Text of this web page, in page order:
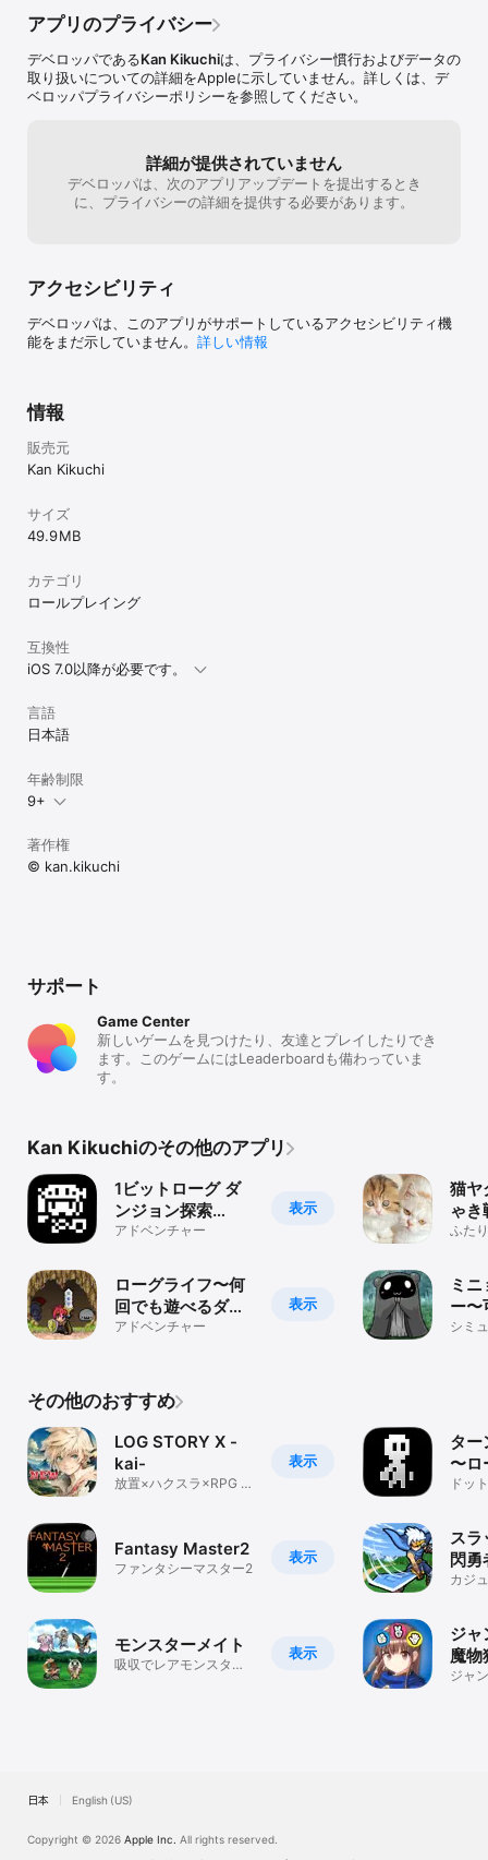
-----------------------------------
ゲーム中で使用している画像、音楽等の素材はアプリ内で確認いた
だけます。
アプリのプライバシー
デベロッパであるKan Kikuchiは、プライバシー慣行およびデータの
取り扱いについての詳細をAppleに示していません。詳しくは、デ
ベロッパプライバシーポリシーを参照してください。
詳細が提供されていません
デベロッパは、次のアプリアップデートを提出するとき
に、プライバシーの詳細を提供する必要があります。
アクセシビリティ
デベロッパは、このアプリがサポートしているアクセシビリティ機
能をまだ示していません。 詳しい情報
情報
販売元
Kan Kikuchi
サイズ
49.9 MB
カテゴリ
ロールプレイング
互換性
iOS 7.0以降が必要です。
言語
日本語
年齢制限
9+
著作権
© kan.kikuchi
サポート
Game Center
新しいゲームを見つけたり、友達とプレイしたりでき
ます。このゲームにはLeaderboardも備わっていま
す。
Kan Kikuchiのその他のアプリ
表示
1ビットローグ ダ
ンジョン探索
RPG！
アドベンチャー
表示
ローグライフ〜何
回でも遊べるダン
ジョンRPG〜
アドベンチャー
猫ヤ
ゃ
イン
ふた
ミ
ー〜
ミュ
シミ
その他のおすすめ
表示
LOG STORY X -
kai-
放置×ハクスラ×RPG =
表示
Fantasy Master2
ファンタシーマスター2
表示
モンスターメイト
吸収でレアモンスター
ター
〜ロ
ア
ドッ
スラ
閃勇
カジ
ジャ
魔物
作の
ジャ
日本 English (US)
Copyright © 2026 Apple Inc. All rights reserved.